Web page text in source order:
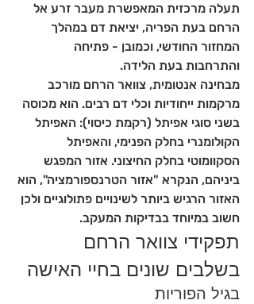
תעלה מרכזית המאפשרת מעבר זרע אל
הרחם בעת הפריה, יציאת דם במהלך
המחזור החודשי, וכמובן - פתיחה
והתרחבות בעת הלידה.
מבחינה אנטומית, צוואר הרחם מורכב
מרקמות ייחודיות וכלי דם רבים. הוא מכוסה
בשני סוגי אפיתל (רקמת כיסוי): האפיתל
הקולומנרי בחלק הפנימי, והאפיתל
הסקוומוטי בחלק החיצוני. אזור המפגש
ביניהם, הנקרא "אזור הטרנספורמציה", הוא
האזור הרגיש ביותר לשינויים פתולוגיים ולכן
חשוב במיוחד בבדיקות המעקב.
תפקידי צוואר הרחם
בשלבים שונים בחיי האישה
בגיל הפוריות